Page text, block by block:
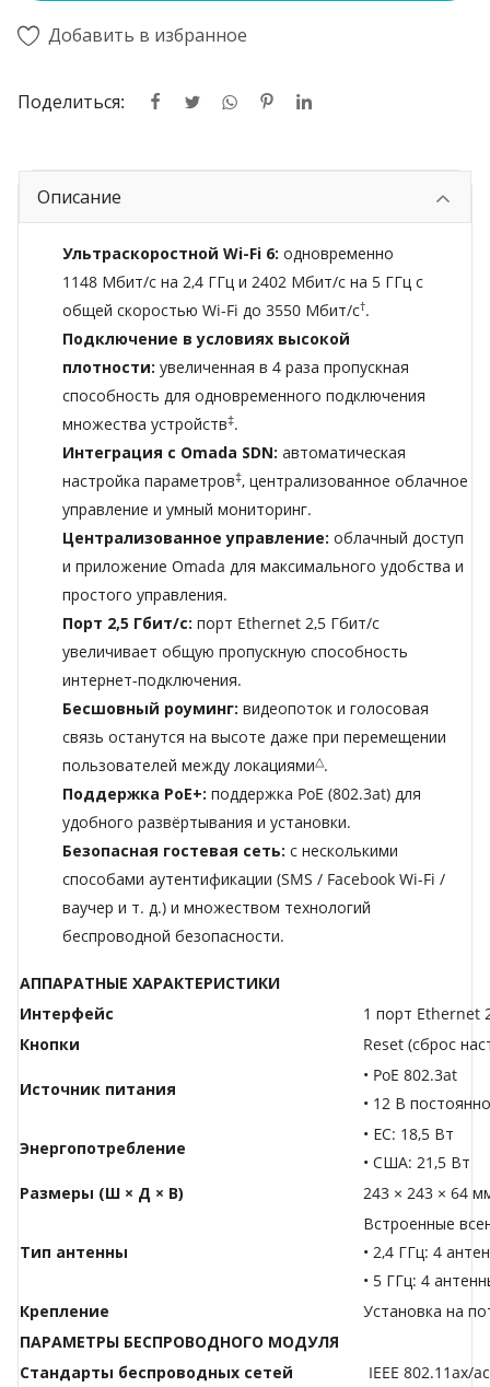
Добавить в избранное
Поделиться:
Описание
Ультраскоростной Wi-Fi 6: одновременно
1148 Мбит/с на 2,4 ГГц и 2402 Мбит/с на 5 ГГц с
общей скоростью Wi-Fi до 3550 Мбит/с†.
Подключение в условиях высокой
плотности: увеличенная в 4 раза пропускная
способность для одновременного подключения
множества устройств‡.
Интеграция с Omada SDN: автоматическая
настройка параметров‡, централизованное облачное
управление и умный мониторинг.
Централизованное управление: облачный доступ
и приложение Omada для максимального удобства и
простого управления.
Порт 2,5 Гбит/с: порт Ethernet 2,5 Гбит/с
увеличивает общую пропускную способность
интернет-подключения.
Бесшовный роуминг: видеопоток и голосовая
связь останутся на высоте даже при перемещении
пользователей между локациями△.
Поддержка PoE+: поддержка PoE (802.3at) для
удобного развёртывания и установки.
Безопасная гостевая сеть: с несколькими
способами аутентификации (SMS / Facebook Wi-Fi /
ваучер и т. д.) и множеством технологий
беспроводной безопасности.
АППАРАТНЫЕ ХАРАКТЕРИСТИКИ
Интерфейс
1 порт Ethernet
Кнопки
Reset (сброс
Источник питания
• PoE 802.3at
• 12 В
Энергопотребление
• ЕС: 18,5 Вт
• США: 21,5 Вт
Размеры (Ш × Д × В)
243 × 243 × 64
Тип антенны
Встроенные
• 2,4 ГГц: 4
• 5 ГГц: 4
Крепление
Установка на
ПАРАМЕТРЫ БЕСПРОВОДНОГО МОДУЛЯ
Стандарты беспроводных сетей
IEEE 802.11ax/